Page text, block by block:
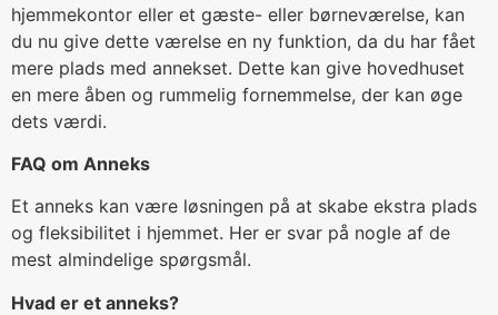
hjemmekontor eller et gæste- eller børneværelse, kan
du nu give dette værelse en ny funktion, da du har fået
mere plads med annekset. Dette kan give hovedhuset
en mere åben og rummelig fornemmelse, der kan øge
dets værdi.
FAQ om Anneks
Et anneks kan være løsningen på at skabe ekstra plads
og fleksibilitet i hjemmet. Her er svar på nogle af de
mest almindelige spørgsmål.
Hvad er et anneks?